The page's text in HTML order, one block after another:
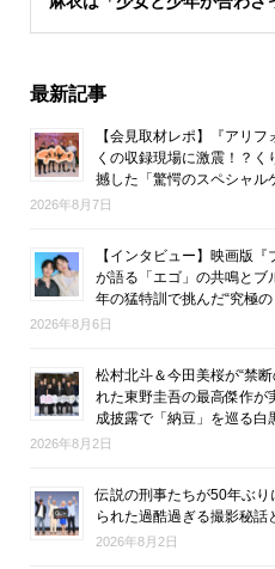
最新記事
【会見取材レポ】『アリ
くの収録現場に激震！？
撼した「驚愕のスペシャル
2026年8月7日
【インタビュー】映画版
が語る「エゴ」の共鳴とブ
年の猛特訓で挑んだ“究極の
2026年8月6日
松村北斗＆今田美桜が“禁
れた東野圭吾の最高傑作が
成披露で「納豆」を巡る白
2026年8月2日
伝説の刑事たちが50年ぶり
られた過酷過ぎる撮影秘話
2026年8月2日